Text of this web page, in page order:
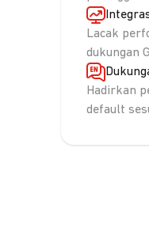
Lacak
dukungan
Hadirkan
default